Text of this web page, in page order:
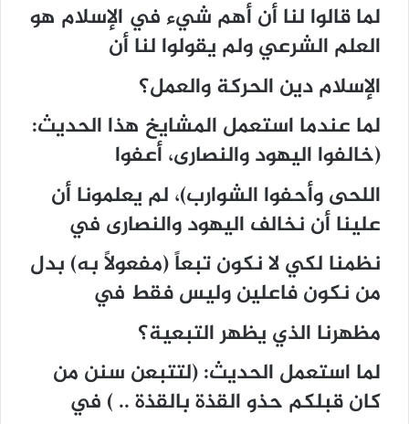
لما قالوا لنا أن أهم شيء في الإسلام هو
العلم الشرعي ولم يقولوا لنا أن
الإسلام دين الحركة والعمل؟
لما عندما استعمل المشايخ هذا الحديث:
(خالفوا اليهود والنصارى، أعفوا
اللحى وأحفوا الشوارب)، لم يعلمونا أن
علينا أن نخالف اليهود والنصارى في
نظمنا لكي لا نكون تبعاً (مفعولاً به) بدل
من نكون فاعلين وليس فقط في
مظهرنا الذي يظهر التبعية؟
لما استعمل الحديث: (لتتبعن سنن من
كان قبلكم حذو القذة بالقذة .. ) في